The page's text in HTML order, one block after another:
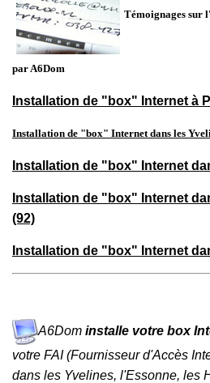
Témoignages
par A6Dom
Installation de "box" Internet à
Installation de "box" Internet dans les
Installation de "box" Internet
Installation de "box" Internet
(92)
Installation de "box" Internet
A6Dom installe votre box
votre FAI (Fournisseur d'Accès
dans les Yvelines, l'Essonne, les